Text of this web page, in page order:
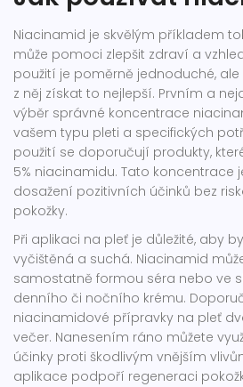
Niacinamid je skvělým příkladem
může pomoci zlepšit zdraví a
použití je poměrně jednoduché, ale
z něj získat to nejlepší. Prvním a
výběr správné koncentrace
vašem typu pleti a specifických
použití se doporučují produkty,
5% niacinamidu. Tato koncentrace
dosažení pozitivních účinků bez
pokožky.
Při aplikaci na pleť je důležité, aby
vyčištěná a suchá. Niacinamid
samostatně formou séra nebo ve
denního či nočního krému.
niacinamidové přípravky na pleť
večer. Nanesením ráno můžete
účinky proti škodlivým vnějším
aplikace podpoří regeneraci